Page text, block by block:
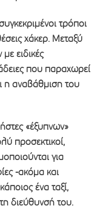
τρόποι
χάκερ. Μεταξύ
ειδικές
που παραχωρεί
η αναβάθμιση του
«έξυπνων»
προσεκτικοί,
για
-ακόμα και
ένα ταξί,
διεύθυνσή του.